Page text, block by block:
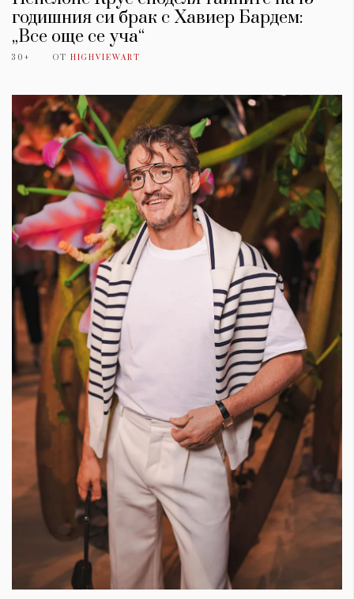
годишния си брак с Хавиер Бардем:
„Все още се уча“
30+ ОТ HIGHVIEWART